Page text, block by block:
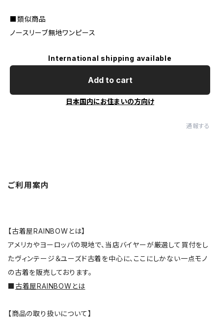
■類似商品
ノースリーブ無地ワンピース
International shipping available
Add to cart
日本国内にお住まいの方向け
通報する
ご利用案内
【古着屋RAINBOWとは】
アメリカやヨーロッパの現地で、当店バイヤーが厳選して買付をし
たヴィンテージ＆ユーズド古着を中心に、ここにしかない一点モノ
の古着を販売しております。
■古着屋RAINBOWとは
【商品の取り扱いについて】